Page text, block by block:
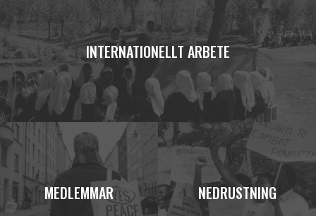
INTERNATIONELLT ARBETE
MEDLEMMAR NEDRUSTNING